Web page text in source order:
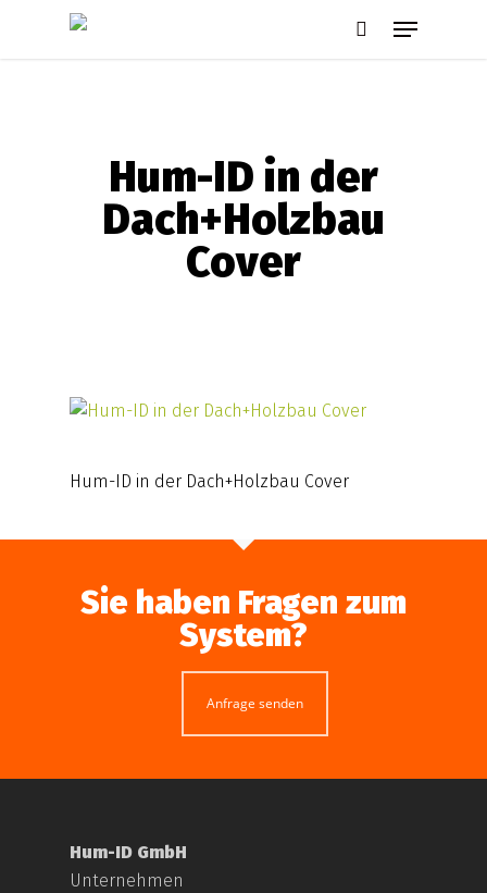
Menu
Hum-ID in der
Dach+Holzbau
Cover
Hum-ID in der Dach+Holzbau Cover
Sie haben Fragen zum
System?
Anfrage senden
Hum-ID GmbH
Unternehmen